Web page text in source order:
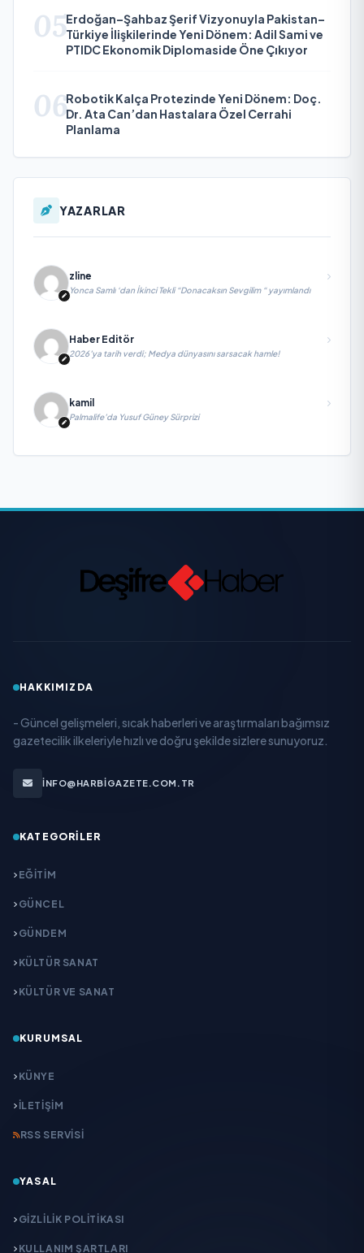
05Erdoğan–Şahbaz Şerif Vizyonuyla Pakistan–
Türkiye İlişkilerinde Yeni Dönem: Adil Sami ve
PTIDC Ekonomik Diplomaside Öne Çıkıyor
06Robotik Kalça Protezinde Yeni Dönem: Doç.
Dr. Ata Can’dan Hastalara Özel Cerrahi
Planlama
YAZARLAR
zline
Yonca Samlı ‘dan İkinci Tekli “Donacaksın Sevgilim “ yayımlandı
Haber Editör
2026’ya tarih verdi; Medya dünyasını sarsacak hamle!
kamil
Palmalife’da Yusuf Güney Sürprizi
HAKKIMIZDA
- Güncel gelişmeleri, sıcak haberleri ve araştırmaları bağımsız
gazetecilik ilkeleriyle hızlı ve doğru şekilde sizlere sunuyoruz.
INFO@HARBIGAZETE.COM.TR
KATEGORILER
EĞITIM
GÜNCEL
GÜNDEM
KÜLTÜR SANAT
KÜLTÜR VE SANAT
KURUMSAL
KÜNYE
İLETIŞIM
RSS SERVISI
YASAL
GIZLILIK POLITIKASI
KULLANIM ŞARTLARI